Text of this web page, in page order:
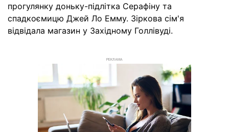
прогулянку доньку-підлітка Серафіну та
спадкоємицю Джей Ло Емму. Зіркова сім'я
відвідала магазин у Західному Голлівуді.
РЕКЛАМА